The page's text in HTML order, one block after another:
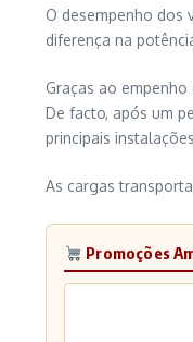
O desempenho dos
diferença na
Graças ao
De facto, após um
principais
As cargas
Promoções